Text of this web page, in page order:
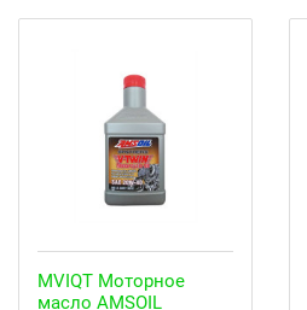
MVIQT Моторное
масло AMSOIL